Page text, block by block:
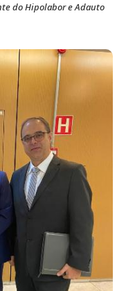
do Hipolabor e Adauto